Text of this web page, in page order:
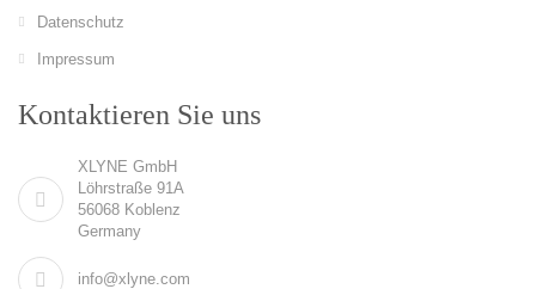
Datenschutz
Impressum
Kontaktieren Sie uns
XLYNE GmbH
Löhrstraße 91A
56068 Koblenz
Germany
info@xlyne.com